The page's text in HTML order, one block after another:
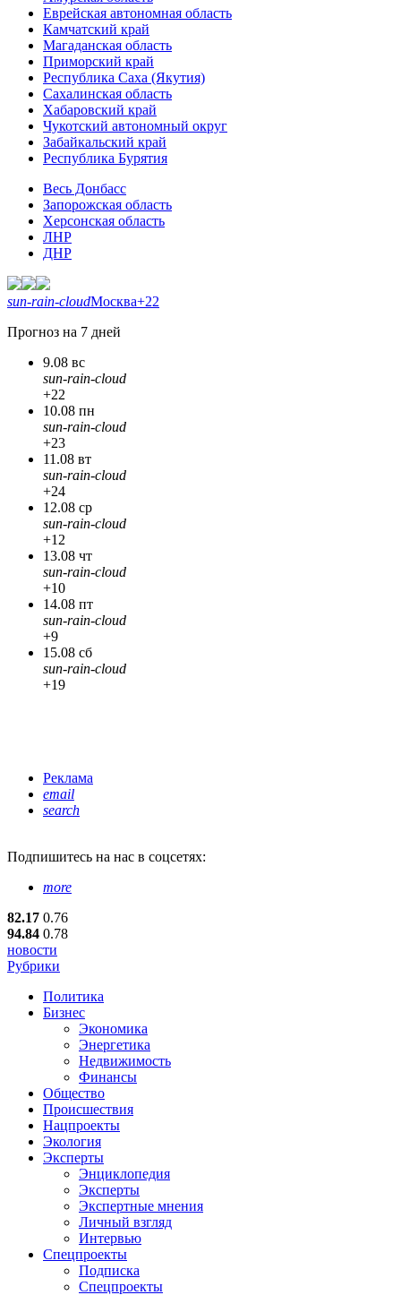
Еврейская автономная область
Камчатский край
Магаданская область
Приморский край
Республика Саха (Якутия)
Сахалинская область
Хабаровский край
Чукотский автономный округ
Забайкальский край
Республика Бурятия
Весь Донбасс
Запорожская область
Херсонская область
ЛНР
ДНР
sun-rain-cloudМосква+22
Прогноз на 7 дней
9.08 вс
sun-rain-cloud
+22
10.08 пн
sun-rain-cloud
+23
11.08 вт
sun-rain-cloud
+24
12.08 ср
sun-rain-cloud
+12
13.08 чт
sun-rain-cloud
+10
14.08 пт
sun-rain-cloud
+9
15.08 сб
sun-rain-cloud
+19
Реклама
email
search
Подпишитесь на нас в соцсетях:
more
82.17 0.76
94.84 0.78
новости
Рубрики
Политика
Бизнес
Экономика
Энергетика
Недвижимость
Финансы
Общество
Происшествия
Нацпроекты
Экология
Эксперты
Энциклопедия
Эксперты
Экспертные мнения
Личный взгляд
Интервью
Спецпроекты
Подписка
Спецпроекты